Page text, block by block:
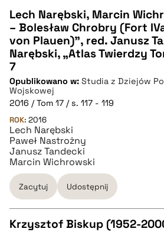
CZYSTY TEKST
BIBTEX
pobierz cytat
Lech Narębski, Marcin
– Bolesław Chrobry (Fort
von Plauen)”, red. Janusz
Narębski, „Atlas Twierdzy
7
Opublikowano w: Studia z Dziejów
Wojskowej
2016 / Tom 17 / s. 117 - 119
ROK: 2016
Lech Narębski
Paweł Nastrożny
Janusz Tandecki
Marcin Wichrowski
Zacytuj Udostępnij
Krzysztof Biskup (1952-